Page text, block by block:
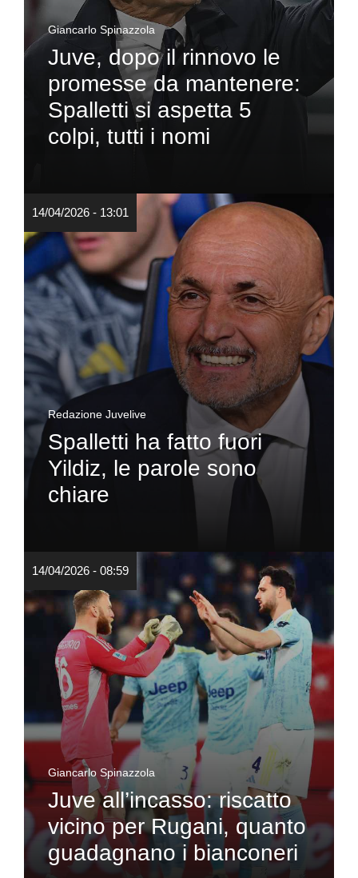
Giancarlo Spinazzola
Juve, dopo il rinnovo le
promesse da mantenere:
Spalletti si aspetta 5
colpi, tutti i nomi
14/04/2026 - 13:01
Redazione Juvelive
Spalletti ha fatto fuori
Yildiz, le parole sono
chiare
14/04/2026 - 08:59
Giancarlo Spinazzola
Juve all’incasso: riscatto
vicino per Rugani, quanto
guadagnano i bianconeri